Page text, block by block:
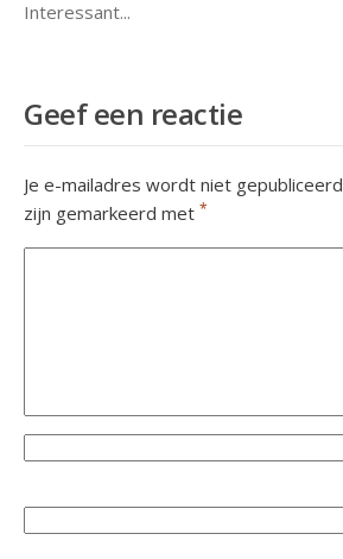
Interessant...
Geef een reactie
Je e-mailadres wordt niet
zijn gemarkeerd met *